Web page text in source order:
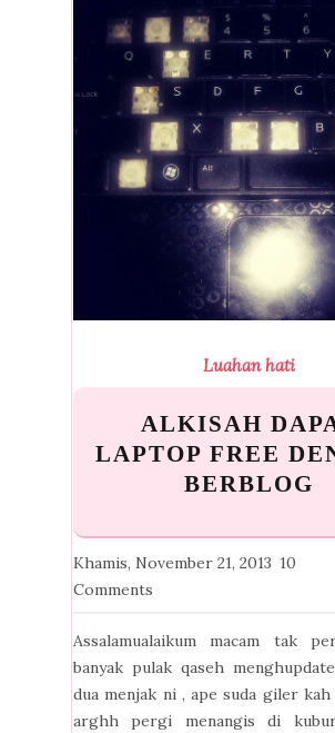
Luahan hati
ALKISAH
LAPTOP FREE
BERBLOG
Khamis, November 21, 2013 10
Comments
Assalamualaikum macam tak
banyak pulak qaseh
dua menjak ni , ape suda giler kah
arghh pergi menangis di